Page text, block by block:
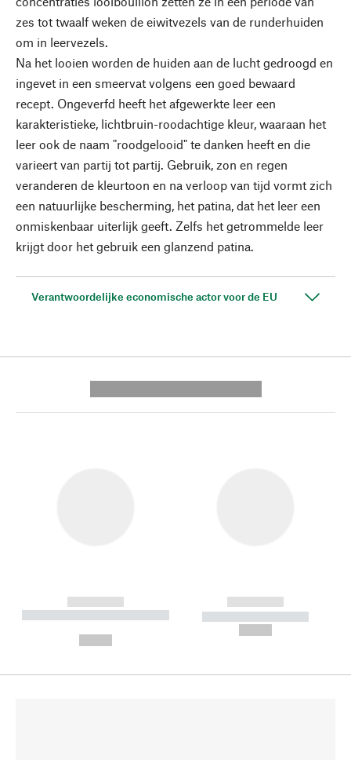
zes tot twaalf weken de eiwitvezels van de runderhuiden
om in leervezels.
Na het looien worden de huiden aan de lucht gedroogd en
ingevet in een smeervat volgens een goed bewaard
recept. Ongeverfd heeft het afgewerkte leer een
karakteristieke, lichtbruin-roodachtige kleur, waaraan het
leer ook de naam "roodgelooid" te danken heeft en die
varieert van partij tot partij. Gebruik, zon en regen
veranderen de kleurtoon en na verloop van tijd vormt zich
een natuurlijke bescherming, het patina, dat het leer een
onmiskenbaar uiterlijk geeft. Zelfs het getrommelde leer
krijgt door het gebruik een glanzend patina.
Verantwoordelijke economische actor voor de EU
------------
----------- ----------- --------
------------
----------- -----------